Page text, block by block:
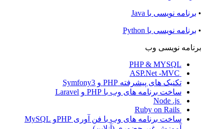
• برنامه نویسی با Java
• برنامه نویسی با Python
برنامه نویسی وب
PHP & MYSQL
تکنیک های پیشرفته PHP و Symfony3
ساخت برنامه های وب با PHP و Laravel
Node .js
Ruby on Rails
ساخت برنامه های وب با فن آوری PHPو MySQL